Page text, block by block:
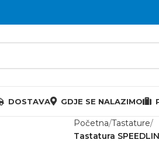
DOSTAVA GDJE SE NALAZIMO
Početna Tastature
Tastatura